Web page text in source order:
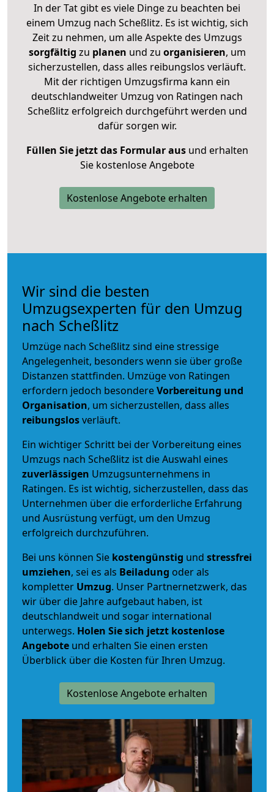
In der Tat gibt es viele Dinge zu beachten bei
einem Umzug nach Scheßlitz. Es ist wichtig, sich
Zeit zu nehmen, um alle Aspekte des Umzugs
sorgfältig zu planen und zu organisieren, um
sicherzustellen, dass alles reibungslos verläuft.
Mit der richtigen Umzugsfirma kann ein
deutschlandweiter Umzug von Ratingen nach
Scheßlitz erfolgreich durchgeführt werden und
dafür sorgen wir.
Füllen Sie jetzt das Formular ausund erhalten
Sie kostenlose Angebote
Kostenlose Angebote erhalten
Wir sind die besten
Umzugsexperten für den Umzug
nach Scheßlitz
Umzüge nach Scheßlitz sind eine stressige
Angelegenheit, besonders wenn sie über große
Distanzen stattfinden. Umzüge von Ratingen
erfordern jedoch besondereVorbereitung und
Organisation, um sicherzustellen, dass alles
reibungslosverläuft.
Ein wichtiger Schritt bei der Vorbereitung eines
Umzugs nach Scheßlitz ist die Auswahl eines
zuverlässigen Umzugsunternehmens in
Ratingen. Es ist wichtig, sicherzustellen, dass das
Unternehmen über die erforderliche Erfahrung
und Ausrüstung verfügt, um den Umzug
erfolgreich durchzuführen.
Bei uns können Sie kostengünstig und stressfrei
umziehen, sei es als Beiladung oder als
kompletter Umzug. Unser Partnernetzwerk, das
wir über die Jahre aufgebaut haben, ist
deutschlandweit und sogar international
unterwegs. Holen Sie sich jetzt kostenlose
Angebote und erhalten Sie einen ersten
Überblick über die Kosten für Ihren Umzug.
Kostenlose Angebote erhalten